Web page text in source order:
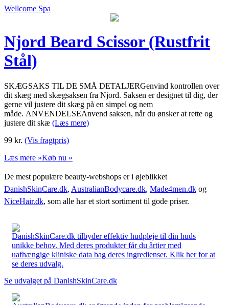
Wellcome Spa
Njord Beard Scissor (Rustfrit
Stål)
SKÆGSAKS TIL DE SMÅ DETALJERGenvind kontrollen over
dit skæg med skægsaksen fra Njord. Saksen er designet til dig, der
gerne vil justere dit skæg på en simpel og nem
måde. ANVENDELSEAnvend saksen, når du ønsker at rette og
justere dit skæ (Læs mere)
99 kr. (Vis fragtpris)
Læs mere »Køb nu »
De mest populære beauty-webshops er i øjeblikket
DanishSkinCare.dk, AustralianBodycare.dk, Made4men.dk og
NiceHair.dk, som alle har et stort sortiment til gode priser.
DanishSkinCare.dk tilbyder effektiv hudpleje til din huds
unikke behov. Med deres produkter får du årtier med
uafhængige kliniske data bag deres ingredienser. Klik her for at
se deres udvalg.
Se udvalget på DanishSkinCare.dk